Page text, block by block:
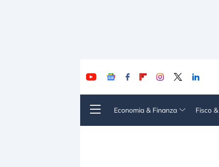
Economia & Finanza Fisco